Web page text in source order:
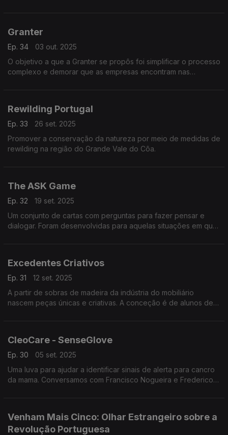
Granter
Ep. 34
03 out. 2025
O objetivo a que a Granter se propôs foi simplificar o processo
complexo e demorar que as empresas encontram nas
Rewilding Portugal
Ep. 33
26 set. 2025
Promover a conservação da natureza por meio de medidas de
rewilding na região do Grande Vale do Côa.
The ASK Game
Ep. 32
19 set. 2025
Um conjunto de cartas com perguntas para fazer pensar e
dialogar. Foram desenvolvidas para aquelas situações em que
Excedentes Criativos
Ep. 31
12 set. 2025
A partir de sobras de madeira da indústria do mobiliário
nascem peças únicas e criativas. A conceção é de alunos de
CleoCare - SenseGlove
Ep. 30
05 set. 2025
Uma luva para ajudar a identificar sinais de alerta para cancro
da mama. Conversamos com Francisco Nogueira e Frederico
Venham Mais Cinco: Olhar Estrangeiro sobre a
Revolução Portuguesa